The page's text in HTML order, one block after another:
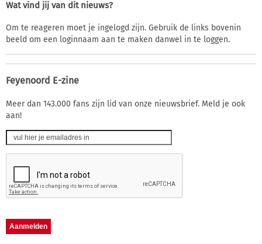
Wat vind jij van dit nieuws?
Om te reageren moet je ingelogd zijn. Gebruik de links bovenin
beeld om een loginnaam aan te maken danwel in te loggen.
Feyenoord E-zine
Meer dan 143.000 fans zijn lid van onze nieuwsbrief. Meld je ook
aan!